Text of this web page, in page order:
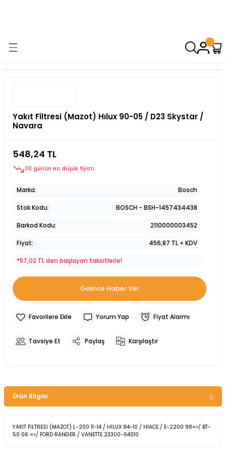
Yakıt Filtresi (Mazot) Hılux 90-05 / D23 Skystar /
Navara
548,24 TL
30 günün en düşük fiyatı
Marka Bosch
Stok Kodu BOSCH - BSH-1457434438
Barkod Kodu 2110000003452
Fiyat 456,87 TL + KDV
*57,02 TL den başlayan taksitlerle!
Gelince Haber Ver
Yorum Yap Fiyat Alarmı
Tavsiye Et Paylaş Karşılaştır
Ürün Bilgisi
YAKIT FİLTRESİ (MAZOT) L-200 11-14 / HILUX 84-10 / HIACE / E-2200 98=>/ BT-
50 06 =>/ FORD RANGER / VANETTE 23300-64010